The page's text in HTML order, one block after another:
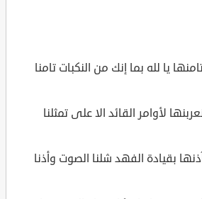
يا لله بما إنك من النكبات تامنا
لأوامر القائد الا على تمثلنا
بقيادة الفهد شلنا الصوت وأذنا